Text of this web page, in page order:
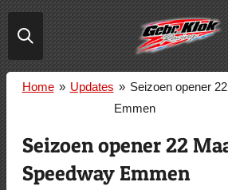
direct
naar
Home » Updates » Seizoen opener
Emmen
Seizoen opener 22
Speedway Emmen